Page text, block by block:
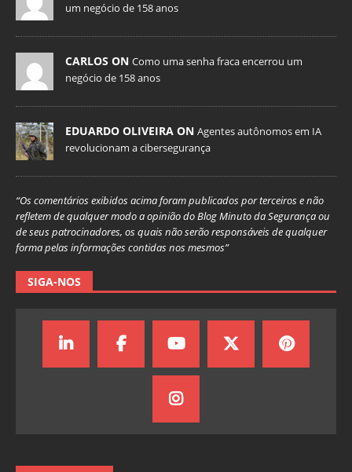
um negócio de 158 anos
CARLOS ON Como uma senha fraca encerrou um
negócio de 158 anos
EDUARDO OLIVEIRA ON Agentes autônomos em IA
revolucionam a cibersegurança
“Os comentários exibidos acima foram publicados por terceiros e não
refletem de qualquer modo a opinião do Blog Minuto da Segurança ou
de seus patrocinadores, os quais não serão responsáveis de qualquer
forma pelas informações contidas nos mesmos”
SIGA-NOS